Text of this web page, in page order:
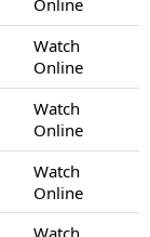
Watch
Online
Watch
Online
Watch
Online
Watch